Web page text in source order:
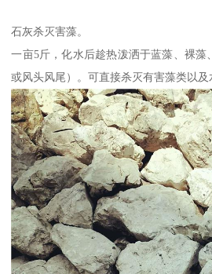
石灰杀灭害藻。
一亩5斤，化水后趁热泼洒于蓝藻、裸藻
或风头风尾）。可直接杀灭有害藻类以及